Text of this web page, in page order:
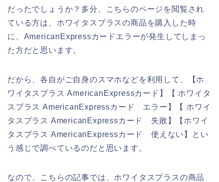
だったでしょうか？多分、こちらのページを閲覧され
ている方は、ホワイタスプラスの商品を購入した時
に、AmericanExpressカードエラーが発生してしまっ
た方だと思います。
だから、各自がご自身のスマホなどを利用して、【ホ
ワイタスプラス AmericanExpressカード】【 ホワイタ
スプラス AmericanExpressカード エラー】【 ホワイ
タスプラス AmericanExpressカード 失敗】【ホワイ
タスプラス AmericanExpressカード 使えない】とい
う感じで調べているのだと思います。
なので、こちらの記事では、ホワイタスプラスの商品